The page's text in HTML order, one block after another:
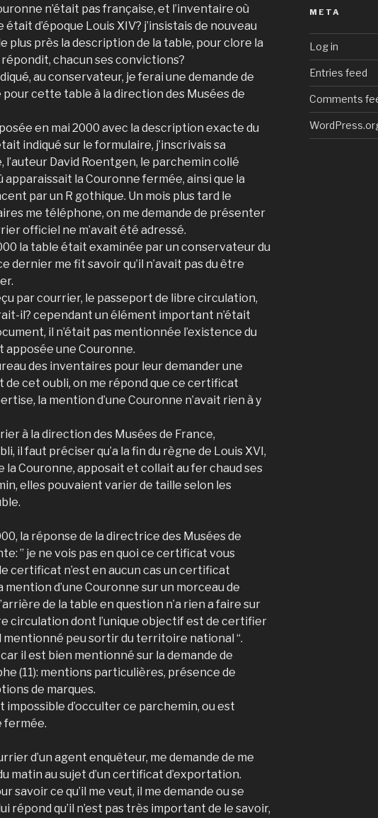
n’était pas française, et l’inventaire où
d’époque Louis XIV? j’insistais de nouveau
plus près la description de la table, pour clore la
chacun ses convictions?
au conservateur, je ferai une demande de
cette table à la direction des Musées de
en mai 2000 avec la description exacte du
indiqué sur le formulaire, j’inscrivais sa
l’auteur David Roentgen, le parchemin collé
la Couronne fermée, ainsi que la
par un R gothique. Un mois plus tard le
me téléphone, on me demande de présenter
officiel ne m’avait été adressé.
la table était examinée par un conservateur du
dernier me fit savoir qu’il n’avait pas du être
par courrier, le passeport de libre circulation,
il? cependant un élément important n’était
il n’était pas mentionnée l’existence du
apposée une Couronne.
des inventaires pour leur demander une
de cet oubli, on me répond que ce certificat
la mention d’une Couronne n’avait rien à y
à la direction des Musées de France,
il faut préciser qu’a la fin du règne de Louis XVI,
la Couronne, apposait et collait au fer chaud ses
elles pouvaient varier de taille selon les
la réponse de la directrice des Musées de
” je ne vois pas en quoi ce certificat vous
certificat n’est en aucun cas un certificat
mention d’une Couronne sur un morceau de
de la table en question n’a rien a faire sur
circulation dont l’unique objectif est de certifier
mentionné peu sortir du territoire national “.
il est bien mentionné sur la demande de
(11): mentions particulières, présence de
de marques.
impossible d’occulter ce parchemin, ou est
fermée.
d’un agent enquêteur, me demande de me
matin au sujet d’un certificat d’exportation.
savoir ce qu’il me veut, il me demande ou se
répond qu’il n’est pas très important de le savoir,
META
Log in
Entries feed
Comments